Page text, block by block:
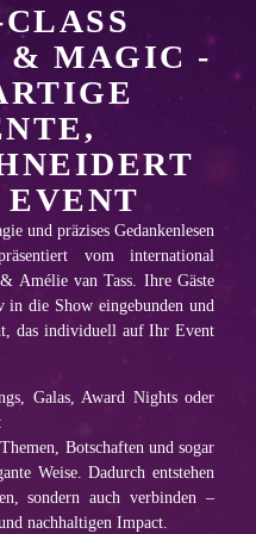
& MAGIC -
F
und präzises Gedankenlesen
vom international
Amélie van Tass . Ihre Gäste
die Show eingebunden und
das individuell auf Ihr Event
Galas, Award Nights oder
Botschaften und sogar
Weise. Dadurch entstehen
sondern auch verbinden –
nachhaltigen Impact.